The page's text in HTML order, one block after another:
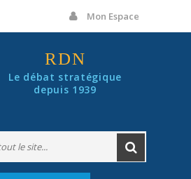
Mon Espace
RDN
Le débat stratégique
depuis 1939